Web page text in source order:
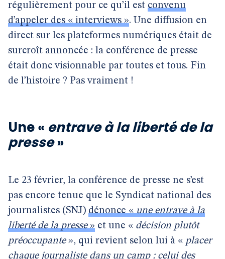
régulièrement pour ce qu’il est convenu
d’appeler des « interviews ». Une diffusion en
direct sur les plateformes numériques était de
surcroît annoncée : la conférence de presse
était donc visionnable par toutes et tous. Fin
de l’histoire ? Pas vraiment !
Une « entrave à la liberté de la
presse»
Le 23 février, la conférence de presse ne s’est
pas encore tenue que le Syndicat national des
journalistes (SNJ) dénonce «une entrave à la
liberté de la presse» et une « décision plutôt
préoccupante», qui revient selon lui à « placer
chaque journaliste dans un camp : celui des